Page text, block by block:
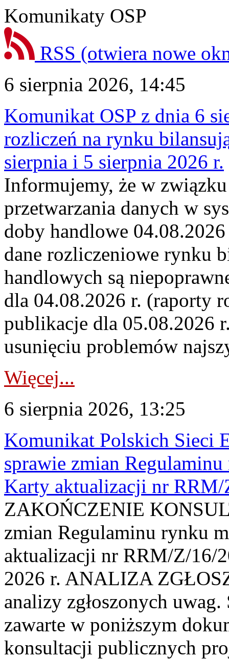
Komunikaty OSP
RSS (otwiera nowe
6 sierpnia 2026, 14:45
Komunikat OSP z dnia 6
rozliczeń na rynku
sierpnia i 5 sierpnia 2026 r.
Informujemy, że w
przetwarzania danych w
doby handlowe
dane rozliczeniowe rynku
handlowych są
dla 04.08.2026 r. (raporty
publikacje dla 05.08.2026
usunięciu problemów
Więcej...
6 sierpnia 2026, 13:25
Komunikat Polskich Sieci
sprawie zmian
Karty aktualizacji nr
ZAKOŃCZENIE
zmian Regulaminu rynku
aktualizacji nr RRM/Z/16/
2026 r. ANALIZA
analizy zgłoszonych
zawarte w poniższym
konsultacji publicznych